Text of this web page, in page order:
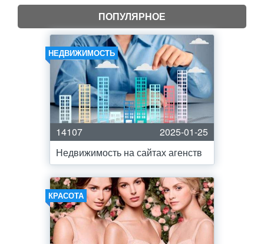
ПОПУЛЯРНОЕ
НЕДВИЖИМОСТЬ
14107
2025-01-25
Недвижимость на сайтах агенств
КРАСОТА